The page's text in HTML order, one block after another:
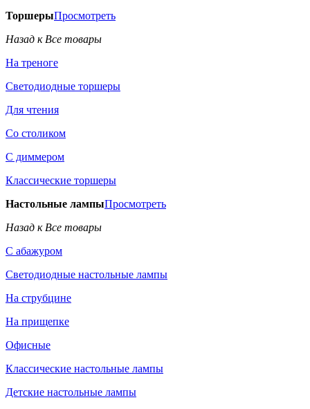
ТоршерыПросмотреть
Назад к Все товары
На треноге
Светодиодные торшеры
Для чтения
Со столиком
С диммером
Классические торшеры
Настольные лампыПросмотреть
Назад к Все товары
С абажуром
Светодиодные настольные лампы
На струбцине
На прищепке
Офисные
Классические настольные лампы
Детские настольные лампы